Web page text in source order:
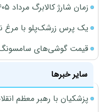
زمان شارژ کالابرگ مرداد ۱۴۰۵ تغییر کرد
یک پرس زرشک‌پلو با مرغ
قیمت گوشی‌های سامسونگ امروز
سایر خبرها
پزشکیان با رهبر معظم